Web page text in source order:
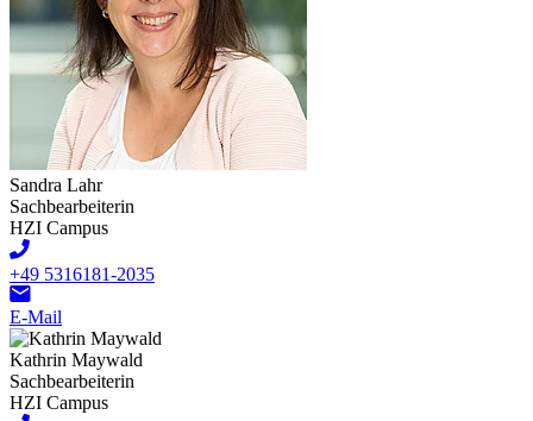
Sandra Lahr
Sachbearbeiterin
HZI Campus
+49 5316181-2035
E-Mail
Kathrin Maywald
Sachbearbeiterin
HZI Campus